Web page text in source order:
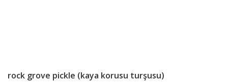
rock grove pickle (kaya korusu turşusu)